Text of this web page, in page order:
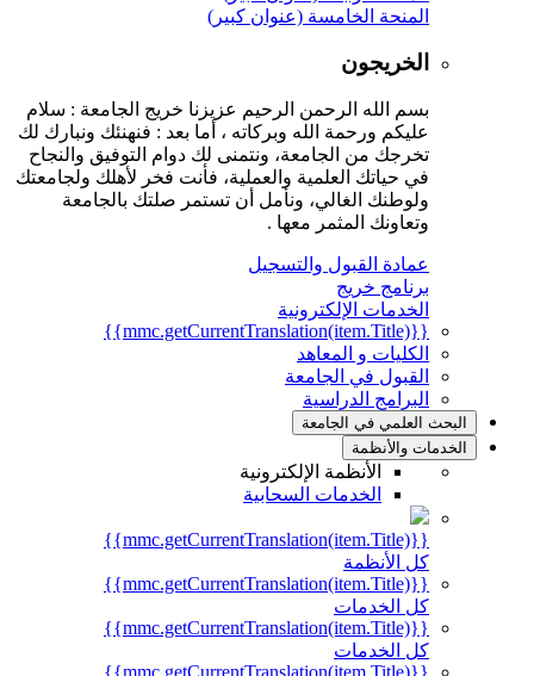
المنحة الخامسة (عنوان كبير)
الخريجون
بسم الله الرحمن الرحيم عزيزنا خريج الجامعة : سلام
عليكم ورحمة الله وبركاته ، أما بعد : فنهنئك ونبارك لك
تخرجك من الجامعة، ونتمنى لك دوام التوفيق والنجاح
في حياتك العلمية والعملية، فأنت فخر لأهلك ولجامعتك
ولوطنك الغالي، ونأمل أن تستمر صلتك بالجامعة
وتعاونك المثمر معها .
عمادة القبول والتسجيل
برنامج خريج
الخدمات الإلكترونية
{{mmc.getCurrentTranslation(item.Title)}}
الكليات و المعاهد
القبول في الجامعة
البرامج الدراسية
البحث العلمي في الجامعة
الخدمات والأنظمة
الأنظمة الإلكترونية
الخدمات السحابية
{{mmc.getCurrentTranslation(item.Title)}}
كل الأنظمة
{{mmc.getCurrentTranslation(item.Title)}}
كل الخدمات
{{mmc.getCurrentTranslation(item.Title)}}
كل الخدمات